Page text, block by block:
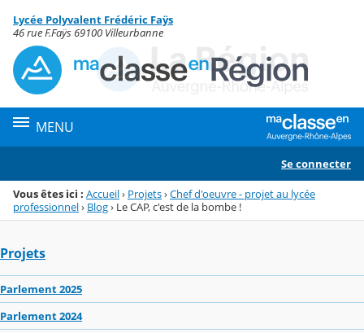
Menu de la rubrique
Contenu
Lycée Polyvalent Frédéric Faÿs
46 rue F.Faÿs 69100 Villeurbanne
MENU
Se connecter
Vous êtes ici : Accueil› Projets›Chef d'oeuvre - projet au lycée
professionnel› Blog› Le CAP, c'est de la bombe !
Projets
Parlement 2025
Parlement 2024